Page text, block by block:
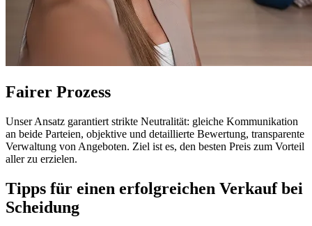
Fairer Prozess
Unser Ansatz garantiert strikte Neutralität: gleiche Kommunikation
an beide Parteien, objektive und detaillierte Bewertung, transparente
Verwaltung von Angeboten. Ziel ist es, den besten Preis zum Vorteil
aller zu erzielen.
Tipps für einen erfolgreichen Verkauf bei
Scheidung